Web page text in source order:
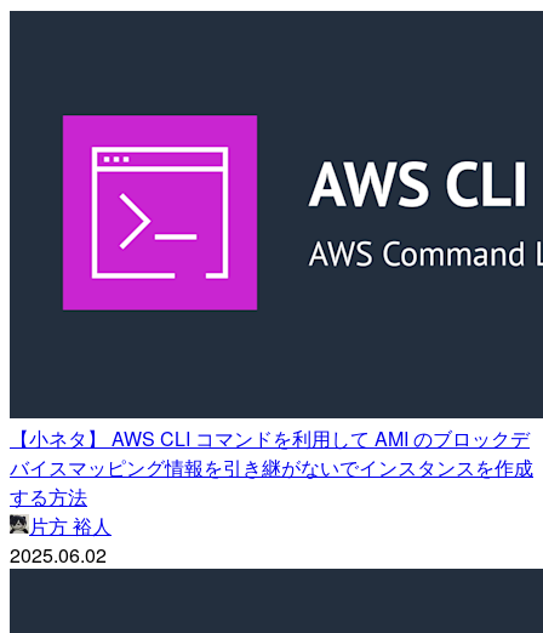
【小ネタ】 AWS CLI コマンドを利用して AMI のブロックデ
バイスマッピング情報を引き継がないでインスタンスを作成
する方法
片方 裕人
2025.06.02